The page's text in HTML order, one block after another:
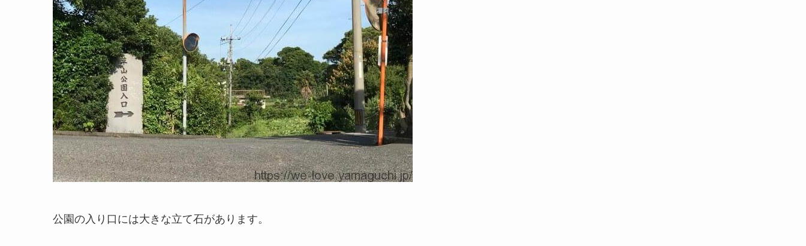
公園の入り口には大きな立て石があります。